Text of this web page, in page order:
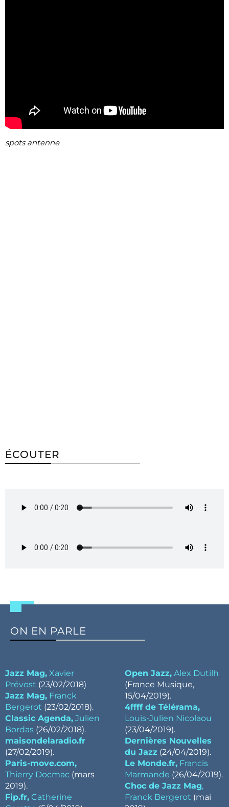
spots antenne
ÉCOUTER
ON EN PARLE
Jazz Mag, Xavier
Prévost (23/02/2018)
Jazz Mag, Franck
Bergerot (23/02/2018).
Classic Agenda, Julien
Bordas (26/02/2018).
maisondelaradio.fr
(27/02/2019).
Paris-move.com,
Thierry Docmac (mars
2019).
Fip.fr, Catherine
Open Jazz, Alex Dutilh
(France Musique,
15/04/2019).
4ffff de Télérama,
Louis-Julien Nicolaou
(23/04/2019).
Dernières Nouvelles
du Jazz (24/04/2019).
Le Monde.fr, Francis
Marmande (26/04/2019).
Choc de Jazz Mag,
Franck Bergerot (mai